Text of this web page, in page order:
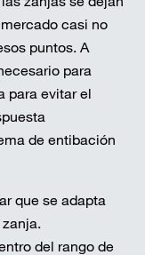
casi no
puntos. A
para
para evitar el
de entibación
que se adapta
del rango de